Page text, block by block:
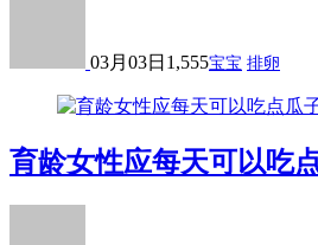
03月03日 1,555宝宝 排卵
育龄女性应每天可以吃